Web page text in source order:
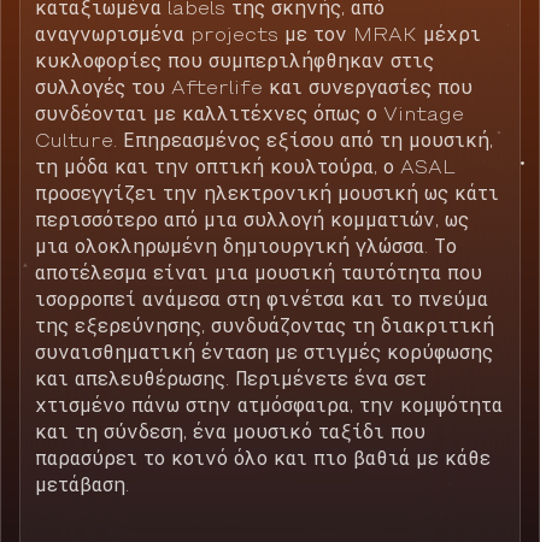
καταξιωμένα labels της σκηνής, από
αναγνωρισμένα projects με τον MRAK μέχρι
κυκλοφορίες που συμπεριλήφθηκαν στις
συλλογές του Afterlife και συνεργασίες που
συνδέονται με καλλιτέχνες όπως ο Vintage
Culture. Επηρεασμένος εξίσου από τη μουσική,
τη μόδα και την οπτική κουλτούρα, ο ASAL
προσεγγίζει την ηλεκτρονική μουσική ως κάτι
περισσότερο από μια συλλογή κομματιών, ως
μια ολοκληρωμένη δημιουργική γλώσσα. Το
αποτέλεσμα είναι μια μουσική ταυτότητα που
ισορροπεί ανάμεσα στη φινέτσα και το πνεύμα
της εξερεύνησης, συνδυάζοντας τη διακριτική
συναισθηματική ένταση με στιγμές κορύφωσης
και απελευθέρωσης. Περιμένετε ένα σετ
χτισμένο πάνω στην ατμόσφαιρα, την κομψότητα
και τη σύνδεση, ένα μουσικό ταξίδι που
παρασύρει το κοινό όλο και πιο βαθιά με κάθε
μετάβαση.